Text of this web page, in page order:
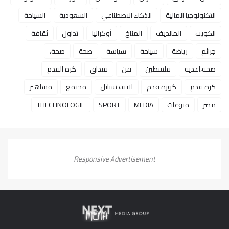
التكنولوجيا المالية
الذكاء الاصطناعي السعودية
السياحة
الكويت
المالديف المناخ أوكرانيا تداول
ثقافة
جرائم
رياضة سياحة سياسة صحة
صحة،
صحة،اغذية
فلسطين فن فنداق
كرة القدم
كرة قدم
كورة قدم لايف ستايل مجتمع
مشاهير
مصر
منوعات MEDIA
SPORT
THECHNOLOGIE
Responsive Advertisement